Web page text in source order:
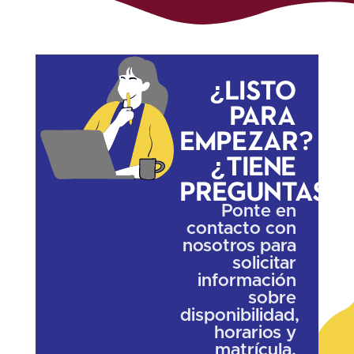
¿Listo
para
empezar?
¿Tiene
preguntas?
Ponte en
contacto con
nosotros para
solicitar
información
sobre
disponibilidad,
horarios y